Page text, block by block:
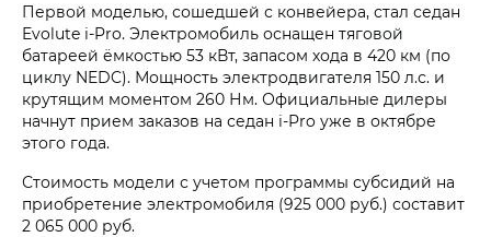
Первой моделью, сошедшей с конвейера, стал седан
Evolute i-Pro. Электромобиль оснащен тяговой
батареей ёмкостью 53 кВт, запасом хода в 420 км (по
циклу NEDC). Мощность электродвигателя 150 л.с. и
крутящим моментом 260 Нм. Официальные дилеры
начнут прием заказов на седан i-Pro уже в октябре
этого года.
Стоимость модели с учетом программы субсидий на
приобретение электромобиля (925 000 руб.) составит
2 065 000 руб.